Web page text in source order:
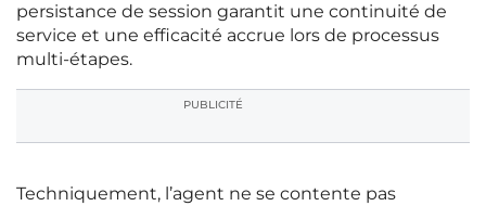
persistance de session garantit une continuité de
service et une efficacité accrue lors de processus
multi-étapes.
PUBLICITÉ
Techniquement, l’agent ne se contente pas